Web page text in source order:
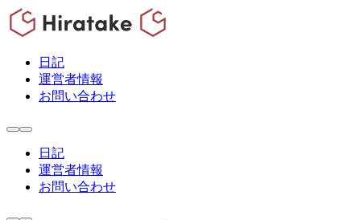
日記
運営者情報
お問い合わせ
日記
運営者情報
お問い合わせ